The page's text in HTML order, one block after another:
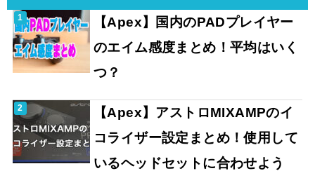
【Apex】国内のPADプレイヤー
のエイム感度まとめ！平均はいく
つ？
【Apex】アストロMIXAMPのイ
コライザー設定まとめ！使用して
いるヘッドセットに合わせよう